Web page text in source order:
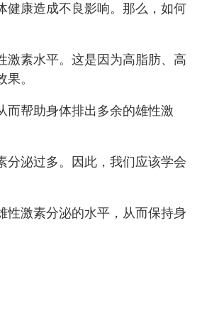
健康造成不良影响。那么，如何
激素水平。这是因为高脂肪、高
。
而帮助身体排出多余的雄性激
分泌过多。因此，我们应该学会
性激素分泌的水平，从而保持身